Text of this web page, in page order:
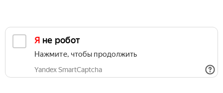
Я не робот
Нажмите, чтобы продолжить
Yandex SmartCaptcha